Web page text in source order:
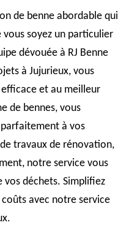
de benne abordable qui
vous soyez un particulier
dévouée à RJ Benne
à Jujurieux, vous
et au meilleur
de bennes, vous
à vos
travaux de rénovation,
notre service vous
vos déchets. Simplifiez
avec notre service